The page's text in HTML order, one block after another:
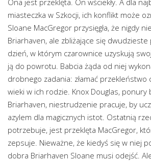
miasteczka w Szkocji, ich konflikt może
Sloane MacGregor przysięgła, że nigdy
Briarhaven, ale zbliżające się
dzień, w którym czarownice uzyskują
ją do powrotu. Babcia żąda od niej
drobnego zadania: złamać przekleństwo
wieki w ich rodzie. Knox Douglas, ponury
Briarhaven, niestrudzenie pracuje, by
azylem dla magicznych istot. Ostatnią
potrzebuje, jest przeklęta MacGregor,
zepsuje. Nieważne, że kiedyś się w niej
dobra Briarhaven Sloane musi odejść.